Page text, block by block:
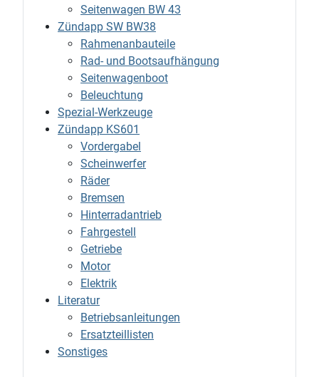
Seitenwagen BW 43
Zündapp SW BW38
Rahmenanbauteile
Rad- und Bootsaufhängung
Seitenwagenboot
Beleuchtung
Spezial-Werkzeuge
Zündapp KS601
Vordergabel
Scheinwerfer
Räder
Bremsen
Hinterradantrieb
Fahrgestell
Getriebe
Motor
Elektrik
Literatur
Betriebsanleitungen
Ersatzteillisten
Sonstiges